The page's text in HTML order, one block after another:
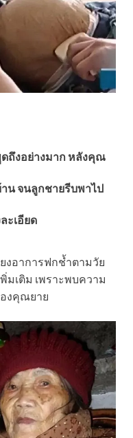
ดถึงอย่างมาก หลังคุณ
น จนลูกชายรีบพาไป
ะเอียด
งอาการฟกช้ำตามวัย
มเติม เพราะพบความ
งคุณยาย